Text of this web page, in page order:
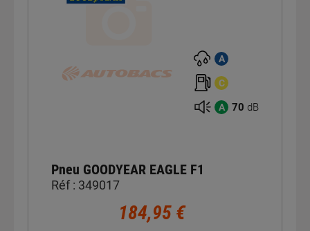
A
C
A 70 dB
Pneu GOODYEAR EAGLE F1
Réf : 349017
184,95 €